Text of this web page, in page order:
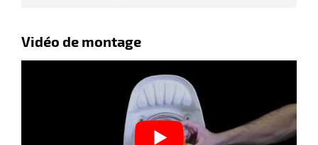
Vidéo de montage